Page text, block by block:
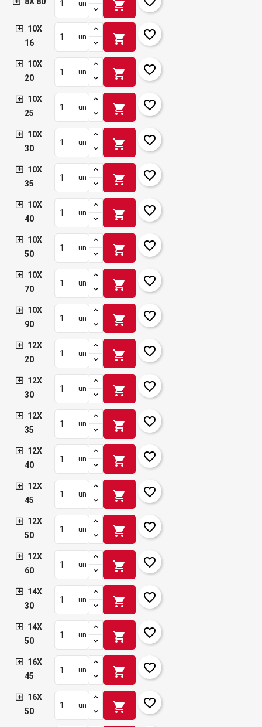
un shopping_cart
10X
16
un shopping_cart favorite_border
10X
20
un shopping_cart favorite_border
10X
25
un shopping_cart favorite_border
10X
30
un shopping_cart favorite_border
10X
35
un shopping_cart favorite_border
10X
40
un shopping_cart favorite_border
10X
50
un shopping_cart favorite_border
10X
70
un shopping_cart favorite_border
10X
90
un shopping_cart favorite_border
12X
20
un shopping_cart favorite_border
12X
30
un shopping_cart favorite_border
12X
35
un shopping_cart favorite_border
12X
40
un shopping_cart favorite_border
12X
45
un shopping_cart favorite_border
12X
50
un shopping_cart favorite_border
12X
60
un shopping_cart favorite_border
14X
30
un shopping_cart favorite_border
14X
50
un shopping_cart favorite_border
16X
45
un shopping_cart favorite_border
16X
50
un shopping_cart favorite_border